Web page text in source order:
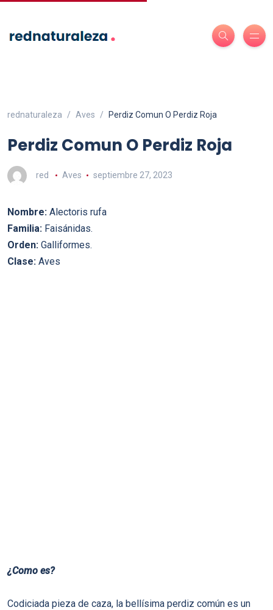
rednaturaleza Aves Perdiz Comun O Perdiz Roja
Perdiz Comun O Perdiz Roja
red Aves septiembre 27, 2023
Nombre: Alectoris rufa
Familia: Faisánidas.
Orden: Galliformes.
Clase: Aves
¿Como es?
Codiciada pieza de caza, la bellí­sima perdiz común es un